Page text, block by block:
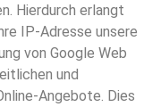
Hierdurch erlangt
IP-Adresse unsere
von Google Web
und
Angebote. Dies